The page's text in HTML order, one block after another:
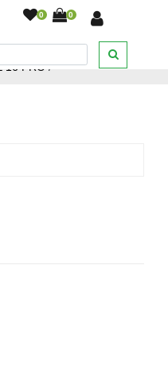
0 0
GOMMA TPU
16 PRO/